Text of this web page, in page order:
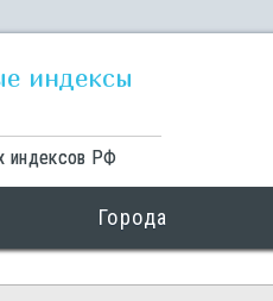
индексы
индексов РФ
Города